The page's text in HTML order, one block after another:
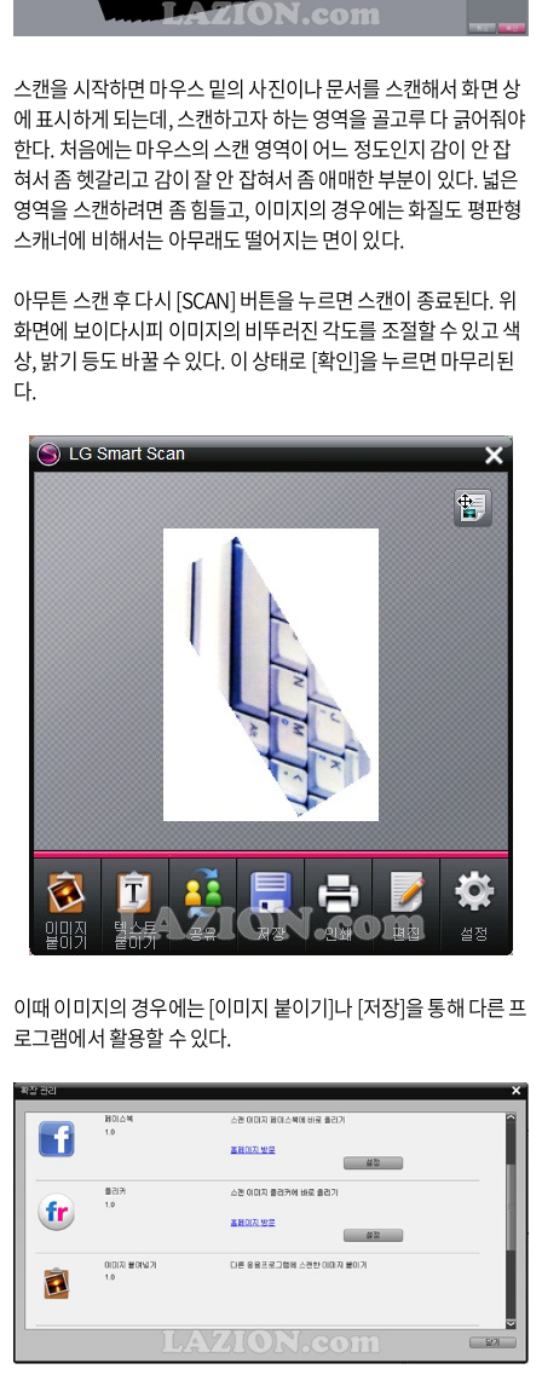
스캔을 시작하면 마우스 밑의 사진이나 문서를 스캔해서 화면 상
에 표시하게 되는데, 스캔하고자 하는 영역을 골고루 다 긁어줘야
한다. 처음에는 마우스의 스캔 영역이 어느 정도인지 감이 안 잡
혀서 좀 헷갈리고 감이 잘 안 잡혀서 좀 애매한 부분이 있다. 넓은
영역을 스캔하려면 좀 힘들고, 이미지의 경우에는 화질도 평판형
스캐너에 비해서는 아무래도 떨어지는 면이 있다.
아무튼 스캔 후 다시 [SCAN] 버튼을 누르면 스캔이 종료된다. 위
화면에 보이다시피 이미지의 비뚜러진 각도를 조절할 수 있고 색
상, 밝기 등도 바꿀 수 있다. 이 상태로 [확인]을 누르면 마무리된
다.
이때 이미지의 경우에는 [이미지 붙이기]나 [저장]을 통해 다른 프
로그램에서 활용할 수 있다.